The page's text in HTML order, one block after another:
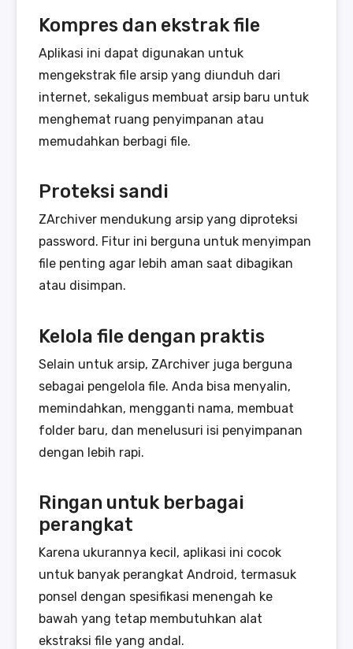
Kompres dan ekstrak file
Aplikasi ini dapat digunakan untuk
mengekstrak file arsip yang diunduh dari
internet, sekaligus membuat arsip baru untuk
menghemat ruang penyimpanan atau
memudahkan berbagi file.
Proteksi sandi
ZArchiver mendukung arsip yang diproteksi
password. Fitur ini berguna untuk menyimpan
file penting agar lebih aman saat dibagikan
atau disimpan.
Kelola file dengan praktis
Selain untuk arsip, ZArchiver juga berguna
sebagai pengelola file. Anda bisa menyalin,
memindahkan, mengganti nama, membuat
folder baru, dan menelusuri isi penyimpanan
dengan lebih rapi.
Ringan untuk berbagai
perangkat
Karena ukurannya kecil, aplikasi ini cocok
untuk banyak perangkat Android, termasuk
ponsel dengan spesifikasi menengah ke
bawah yang tetap membutuhkan alat
ekstraksi file yang andal.